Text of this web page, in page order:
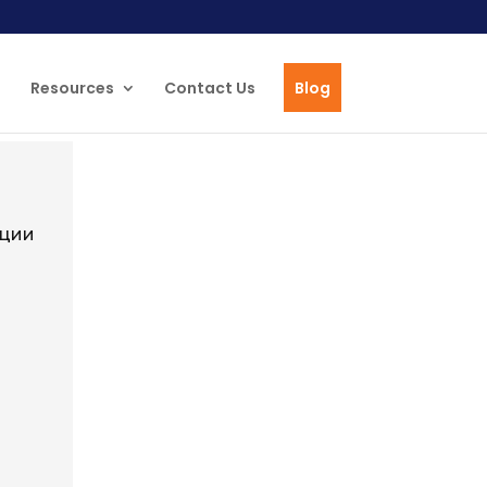
Resources Contact Us Blog